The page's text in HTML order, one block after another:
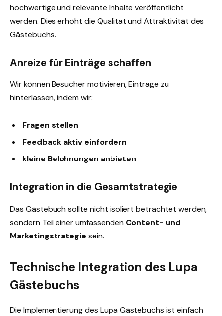
hochwertige und relevante Inhalte veröffentlicht
werden. Dies erhöht die Qualität und Attraktivität des
Gästebuchs.
Anreize für Einträge schaffen
Wir können Besucher motivieren, Einträge zu
hinterlassen, indem wir:
Fragen stellen
Feedback aktiv einfordern
kleine Belohnungen anbieten
Integration in die Gesamtstrategie
Das Gästebuch sollte nicht isoliert betrachtet werden,
sondern Teil einer umfassenden Content- und
Marketingstrategie sein.
Technische Integration des Lupa
Gästebuchs
Die Implementierung des Lupa Gästebuchs ist einfach